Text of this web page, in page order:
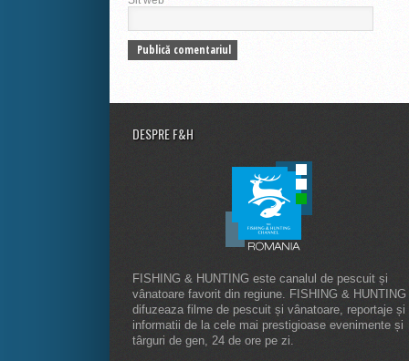
DESPRE F&H
FISHING & HUNTING este canalul de pescuit și
vânatoare favorit din regiune. FISHING & HUNTING
difuzeaza filme de pescuit și vânatoare, reportaje și
informatii de la cele mai prestigioase evenimente și
târguri de gen, 24 de ore pe zi.